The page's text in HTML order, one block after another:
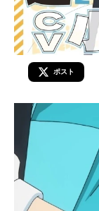
ポスト